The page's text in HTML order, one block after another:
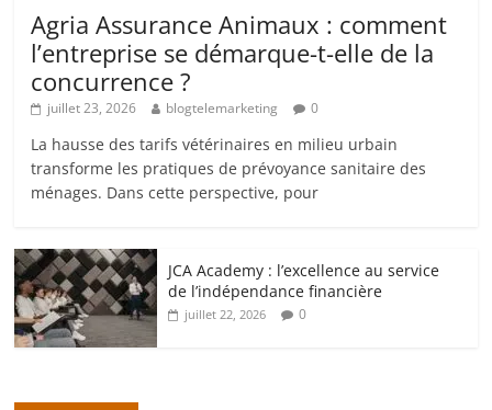
Agria Assurance Animaux : comment
l’entreprise se démarque-t-elle de la
concurrence ?
juillet 23, 2026 blogtelemarketing 0
La hausse des tarifs vétérinaires en milieu urbain
transforme les pratiques de prévoyance sanitaire des
ménages. Dans cette perspective, pour
JCA Academy : l’excellence au service
de l’indépendance financière
juillet 22, 2026 0